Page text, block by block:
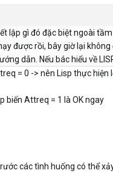
lập gì đó đặc biệt ngoài
được rồi, bây giờ lại không
dẫn. Nếu bác hiểu về
= 0 -> nên Lisp thực
biến Attreq = 1 là OK ngay
các tình huống có thể